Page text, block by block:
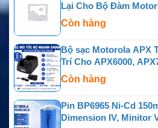
Lại Cho Bộ Đàm
Còn hàng
Bộ sạc Motorola APX
Trí Cho APX6000,
Còn hàng
Pin BP6965 Ni-Cd
Dimension IV, Minitor